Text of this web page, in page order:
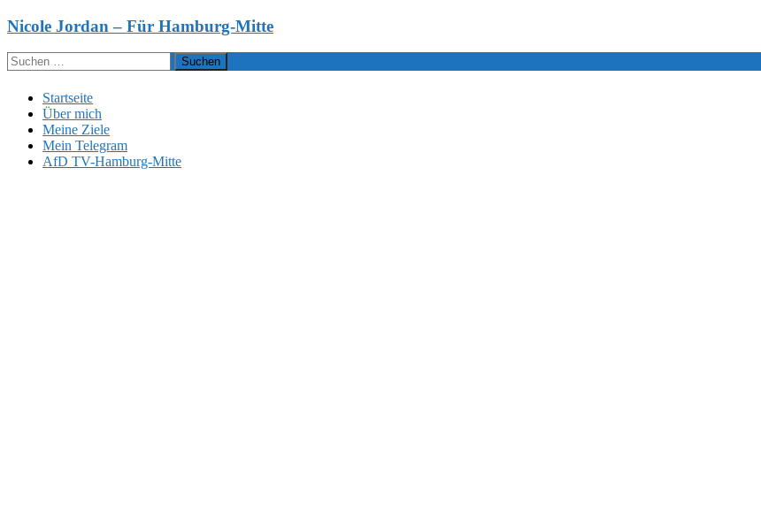
Zum
springen
Nicole Jordan – Für Hamburg-Mitte
Suchen
nach:
Startseite
Über mich
Meine Ziele
Mein Telegram
AfD TV-Hamburg-Mitte